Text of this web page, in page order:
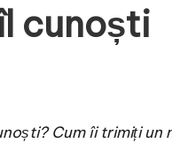
cunoști
Cum îi trimiți un